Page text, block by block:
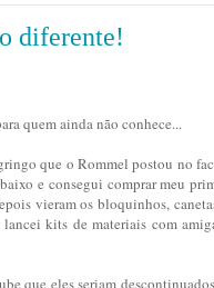
diferente!
quem ainda não conhece...
que o Rommel postou no
e consegui comprar meu
vieram os bloquinhos,
kits de materiais com
que eles seriam